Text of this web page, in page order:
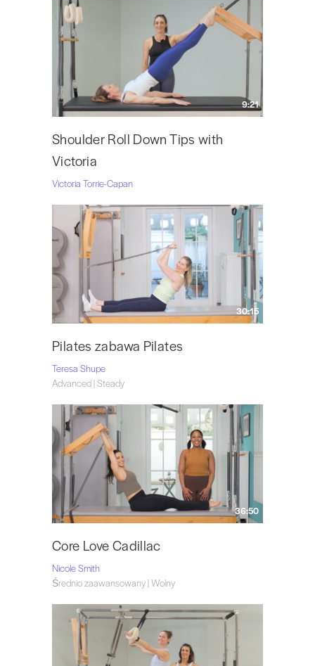
9:21
Shoulder Roll Down Tips with
Victoria
Victoria Torrie-Capan
30:15
Pilates zabawa Pilates
Teresa Shupe
Advanced | Steady
36:50
Core Love Cadillac
Nicole Smith
Średnio zaawansowany | Wolny